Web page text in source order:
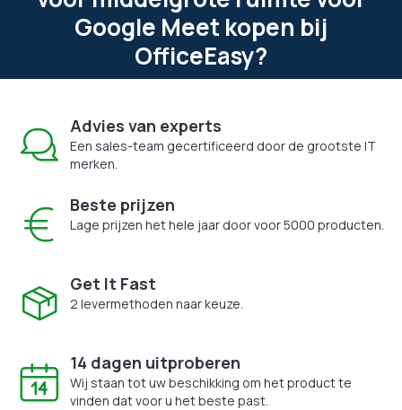
Google Meet kopen bij
OfficeEasy?
Advies van experts
Een sales-team gecertificeerd door de grootste IT
merken.
Beste prijzen
Lage prijzen het hele jaar door voor 5000 producten.
Get It Fast
2 levermethoden naar keuze.
14 dagen uitproberen
Wij staan tot uw beschikking om het product te
vinden dat voor u het beste past.